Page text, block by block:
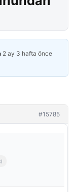
2 ay 3 hafta önce
#15785